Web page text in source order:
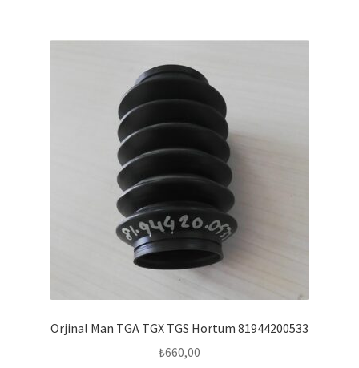
Orjinal Man TGA TGX TGS Hortum 81944200533
₺660,00